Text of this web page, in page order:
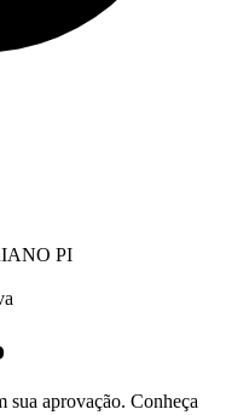
PI
sua aprovação. Conheça